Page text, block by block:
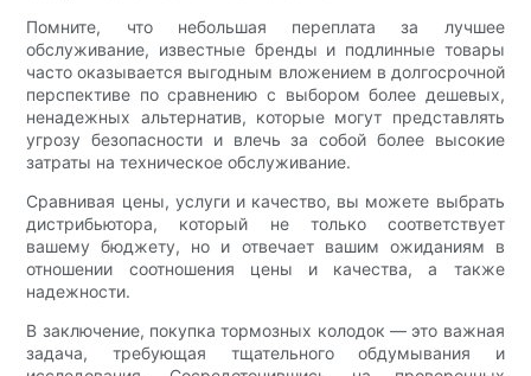
Помните, что небольшая переплата за лучшее
обслуживание, известные бренды и подлинные товары
часто оказывается выгодным вложением в долгосрочной
перспективе по сравнению с выбором более дешевых,
ненадежных альтернатив, которые могут представлять
угрозу безопасности и влечь за собой более высокие
затраты на техническое обслуживание.
Сравнивая цены, услуги и качество, вы можете выбрать
дистрибьютора, который не только соответствует
вашему бюджету, но и отвечает вашим ожиданиям в
отношении соотношения цены и качества, а также
надежности.
В заключение, покупка тормозных колодок — это важная
задача, требующая тщательного обдумывания и